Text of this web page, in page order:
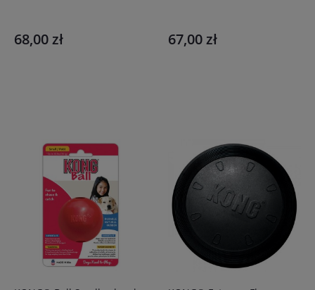
68,00 zł 67,00 zł